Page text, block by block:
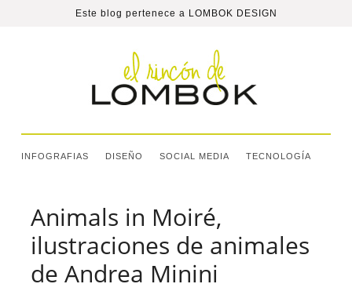
Este blog pertenece a LOMBOK DESIGN
INFOGRAFIAS DISEÑO SOCIAL MEDIA TECNOLOGÍA
Animals in Moiré,
ilustraciones de animales
de Andrea Minini